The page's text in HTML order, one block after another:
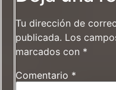
Tu dirección de
publicada. Los
marcados con *
Comentario *